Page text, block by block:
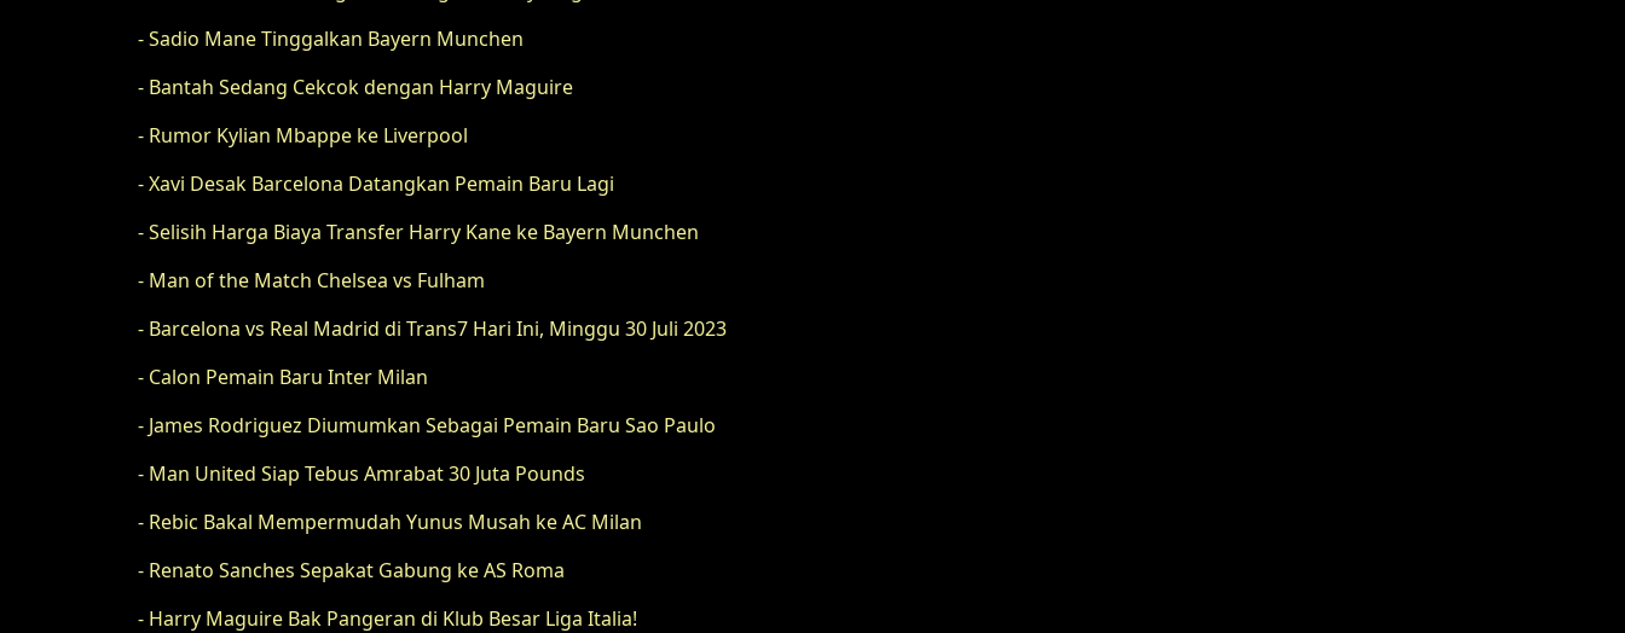
- Sadio Mane Tinggalkan Bayern Munchen
- Bantah Sedang Cekcok dengan Harry Maguire
- Rumor Kylian Mbappe ke Liverpool
- Xavi Desak Barcelona Datangkan Pemain Baru Lagi
- Selisih Harga Biaya Transfer Harry Kane ke Bayern Munchen
- Man of the Match Chelsea vs Fulham
- Barcelona vs Real Madrid di Trans7 Hari Ini, Minggu 30 Juli 2023
- Calon Pemain Baru Inter Milan
- James Rodriguez Diumumkan Sebagai Pemain Baru Sao Paulo
- Man United Siap Tebus Amrabat 30 Juta Pounds
- Rebic Bakal Mempermudah Yunus Musah ke AC Milan
- Renato Sanches Sepakat Gabung ke AS Roma
- Harry Maguire Bak Pangeran di Klub Besar Liga Italia!